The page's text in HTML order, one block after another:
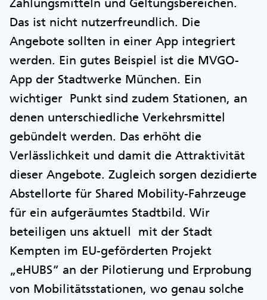
Zahlungsmitteln und Geltungsbereichen.
Das ist nicht nutzerfreundlich. Die
Angebote sollten in einer App integriert
werden. Ein gutes Beispiel ist die MVGO-
App der Stadtwerke München. Ein
wichtiger Punkt sind zudem Stationen, an
denen unterschiedliche Verkehrsmittel
gebündelt werden. Das erhöht die
Verlässlichkeit und damit die Attraktivität
dieser Angebote. Zugleich sorgen dezidierte
Abstellorte für Shared Mobility-Fahrzeuge
für ein aufgeräumtes Stadtbild. Wir
beteiligen uns aktuell mit der Stadt
Kempten im EU-geförderten Projekt
„eHUBS“ an der Pilotierung und Erprobung
von Mobilitätsstationen, wo genau solche